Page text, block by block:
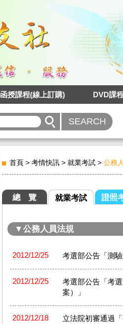
函授課程(線上訂購) DVD課
首頁 > 考情快訊 > 就業考試 > 公務
總 覽 就業考試 證照
▼公務人員法規
2012/12/25 考選部公告「測
2012/12/25
考選部公告「考
案）」
2012/12/18
立法院初審通過